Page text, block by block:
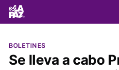
BOLETINES
Se lleva a cabo